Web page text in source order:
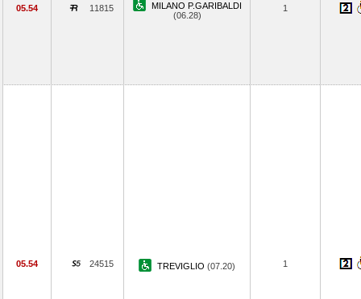
05.54 11815
MILANO P.GARIBALDI
(06.28)
1
05.54 24515 TREVIGLIO (07.20) 1